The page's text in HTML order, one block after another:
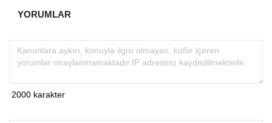
YORUMLAR